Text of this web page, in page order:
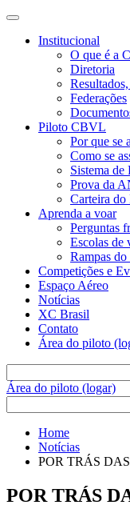
Institucional
O que é a
Diretoria
Federações
Piloto CBVL
Por que se
Como se
Sistema
Prova da
Carteira do
Aprenda a voar
Perguntas
Escolas de
Rampas
Competições e
Espaço Aéreo
Notícias
XC Brasil
Contato
Área do piloto
Área do piloto (logar)
Home
Notícias
POR TRÁS
POR TRÁS